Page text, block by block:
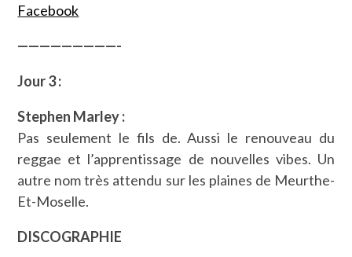
Facebook
—————————-
Jour 3 :
Stephen Marley :
Pas seulement le fils de. Aussi le renouveau du
reggae et l’apprentissage de nouvelles vibes. Un
autre nom très attendu sur les plaines de Meurthe-
Et-Moselle.
DISCOGRAPHIE